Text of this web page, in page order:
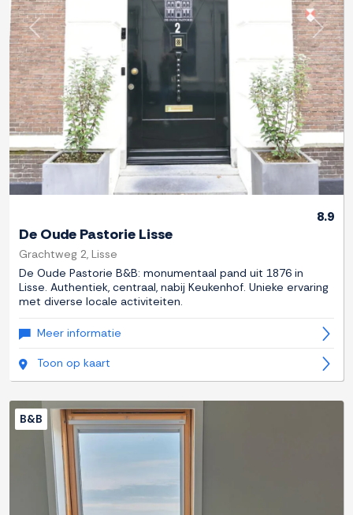
Previous Next
8.9
De Oude Pastorie Lisse
Grachtweg 2, Lisse
De Oude Pastorie B&B: monumentaal pand uit 1876 in
Lisse. Authentiek, centraal, nabij Keukenhof. Unieke ervaring
met diverse locale activiteiten.
Meer informatie
Toon op kaart
B&B